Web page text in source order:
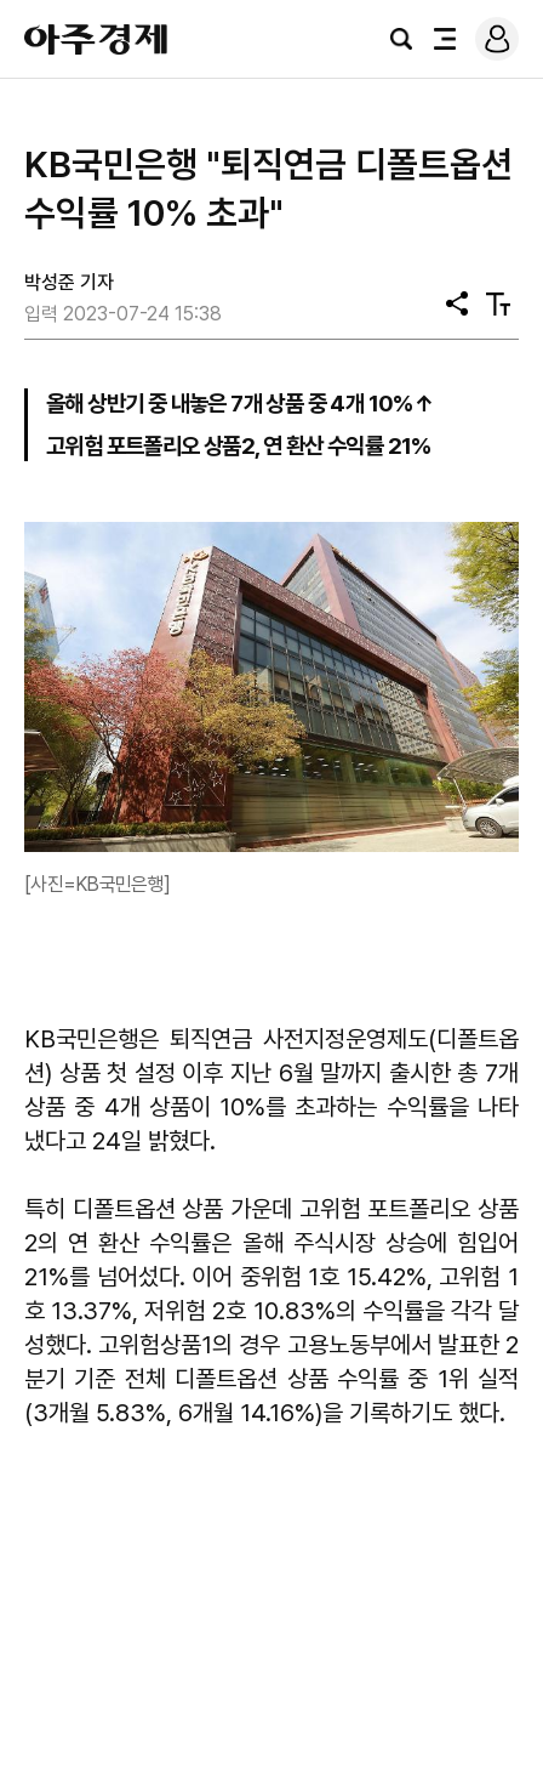
아
주
경
검
전
로
그
KB국민은행 "퇴직연금 디폴트옵션
수익률 10% 초과"
박성준 기자
입력 2023-07-24 15:38
공
유
텍
스
올해 상반기 중 내놓은 7개 상품 중 4개 10%↑
고위험 포트폴리오 상품2, 연 환산 수익률 21%
[사진=KB국민은행]
KB국민은행은 퇴직연금 사전지정운영제도(디폴트옵
션) 상품 첫 설정 이후 지난 6월 말까지 출시한 총 7개
상품 중 4개 상품이 10%를 초과하는 수익률을 나타
냈다고 24일 밝혔다.
특히 디폴트옵션 상품 가운데 고위험 포트폴리오 상품
2의 연 환산 수익률은 올해 주식시장 상승에 힘입어
21%를 넘어섰다. 이어 중위험 1호 15.42%, 고위험 1
호 13.37%, 저위험 2호 10.83%의 수익률을 각각 달
성했다. 고위험상품1의 경우 고용노동부에서 발표한 2
분기 기준 전체 디폴트옵션 상품 수익률 중 1위 실적
(3개월 5.83%, 6개월 14.16%)을 기록하기도 했다.